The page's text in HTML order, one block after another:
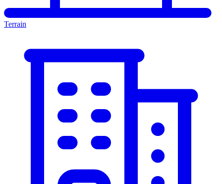
Terrain